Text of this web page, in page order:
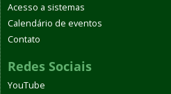
Acesso a sistemas
Calendário de eventos
Contato
Redes Sociais
YouTube